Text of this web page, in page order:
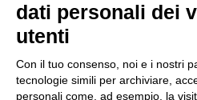
dati personali dei
utenti
Con il tuo consenso, noi e i nostri
tecnologie simili per archiviare,
personali come, ad esempio, la